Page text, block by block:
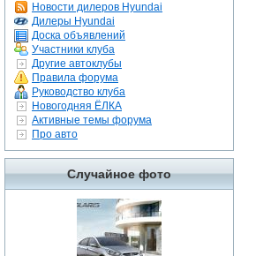
Новости дилеров Hyundai
Дилеры Hyundai
Доска объявлений
Участники клуба
Другие автоклубы
Правила форума
Руководство клуба
Новогодняя ЁЛКА
Активные темы форума
Про авто
Случайное фото